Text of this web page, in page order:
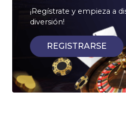
¡Regístrate y empieza a
diversión!
REGISTRARSE